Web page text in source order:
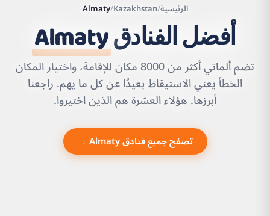
Leaflet
©
OpenStreetMap
contributors | ©
الرئيسية/
Kazakhstan
/
Almaty
أفضل الفنادقAlmaty
تضم ألماتي أكثر من 8000 مكان للإقامة، واختيار المكان
الخطأ يعني الاستيقاظ بعيدًا عن كل ما يهم. راجعنا
أبرزها. هؤلاء العشرة هم الذين اختيروا.
تصفح جميع فنادق Almaty →